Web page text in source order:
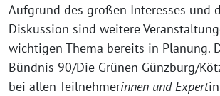
Aufgrund des großen Interesses und
Diskussion sind weitere
wichtigen Thema bereits in Planung.
Bündnis 90/Die Grünen Günzburg/
bei allen Teilnehmerinnen und Expert